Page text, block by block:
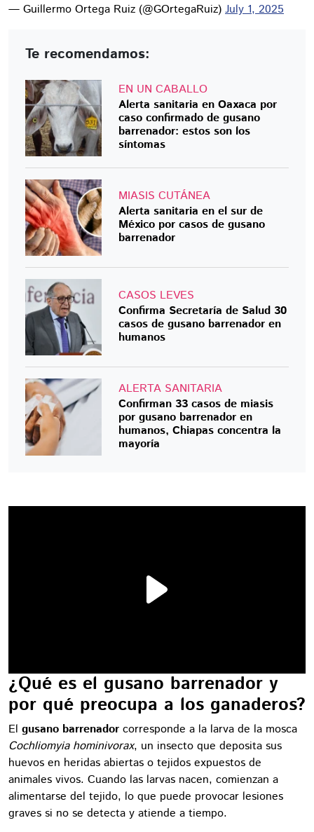
— Guillermo Ortega Ruiz (@GOrtegaRuiz) July 1, 2025
Te recomendamos:
EN UN CABALLO
Alerta sanitaria en Oaxaca por
caso confirmado de gusano
barrenador: estos son los
síntomas
MIASIS CUTÁNEA
Alerta sanitaria en el sur de
México por casos de gusano
barrenador
CASOS LEVES
Confirma Secretaría de Salud 30
casos de gusano barrenador en
humanos
ALERTA SANITARIA
Confirman 33 casos de miasis
por gusano barrenador en
humanos, Chiapas concentra la
mayoría
¿Qué es el gusano barrenador y
por qué preocupa a los ganaderos?
El gusano barrenador corresponde a la larva de la mosca
Cochliomyia hominivorax, un insecto que deposita sus
huevos en heridas abiertas o tejidos expuestos de
animales vivos. Cuando las larvas nacen, comienzan a
alimentarse del tejido, lo que puede provocar lesiones
graves si no se detecta y atiende a tiempo.